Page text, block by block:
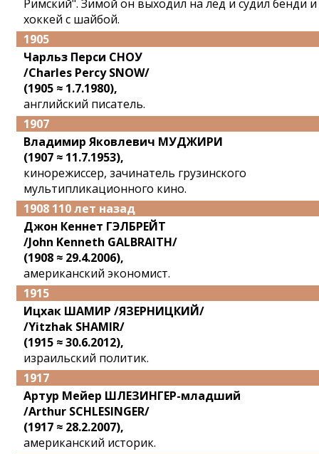
Римский". Зимой он выходил на лед и судил бенди и
хоккей с шайбой.
1905
Чарльз Перси СНОУ
/Charles Percy SNOW/
(1905 ≈ 1.7.1980),
английский писатель.
1907
Владимир Яковлевич МУДЖИРИ
(1907 ≈ 11.7.1953),
кинорежиссер, зачинатель грузинского
мультипликационного кино.
1908 110 лет назад
Джон Кеннет ГЭЛБРЕЙТ
/John Kenneth GALBRAITH/
(1908 ≈ 29.4.2006),
американский экономист.
1915
Ицхак ШАМИР /ЯЗЕРНИЦКИЙ/
/Yitzhak SHAMIR/
(1915 ≈ 30.6.2012),
израильский политик.
1917
Артур Мейер ШЛЕЗИНГЕР-младший
/Arthur SCHLESINGER/
(1917 ≈ 28.2.2007),
американский историк.